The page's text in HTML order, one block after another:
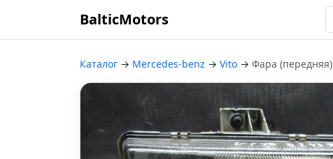
BalticMotors
Каталог → Mercedes-benz → Vito → Фара (передняя)